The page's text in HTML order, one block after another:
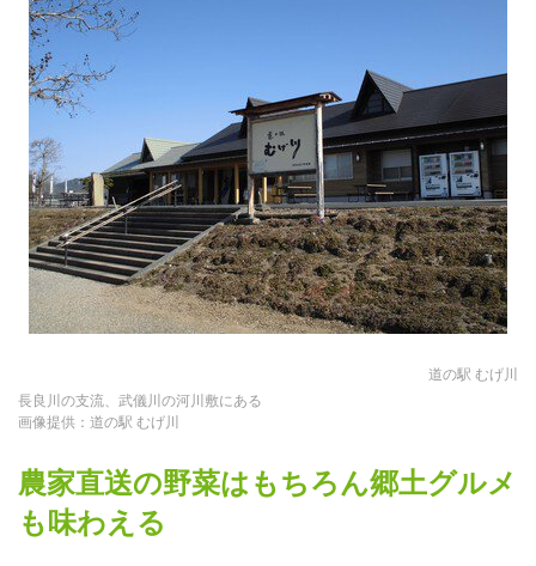
道の駅 むげ川
長良川の支流、武儀川の河川敷にある
画像提供：道の駅 むげ川
農家直送の野菜はもちろん郷土グルメ
も味わえる